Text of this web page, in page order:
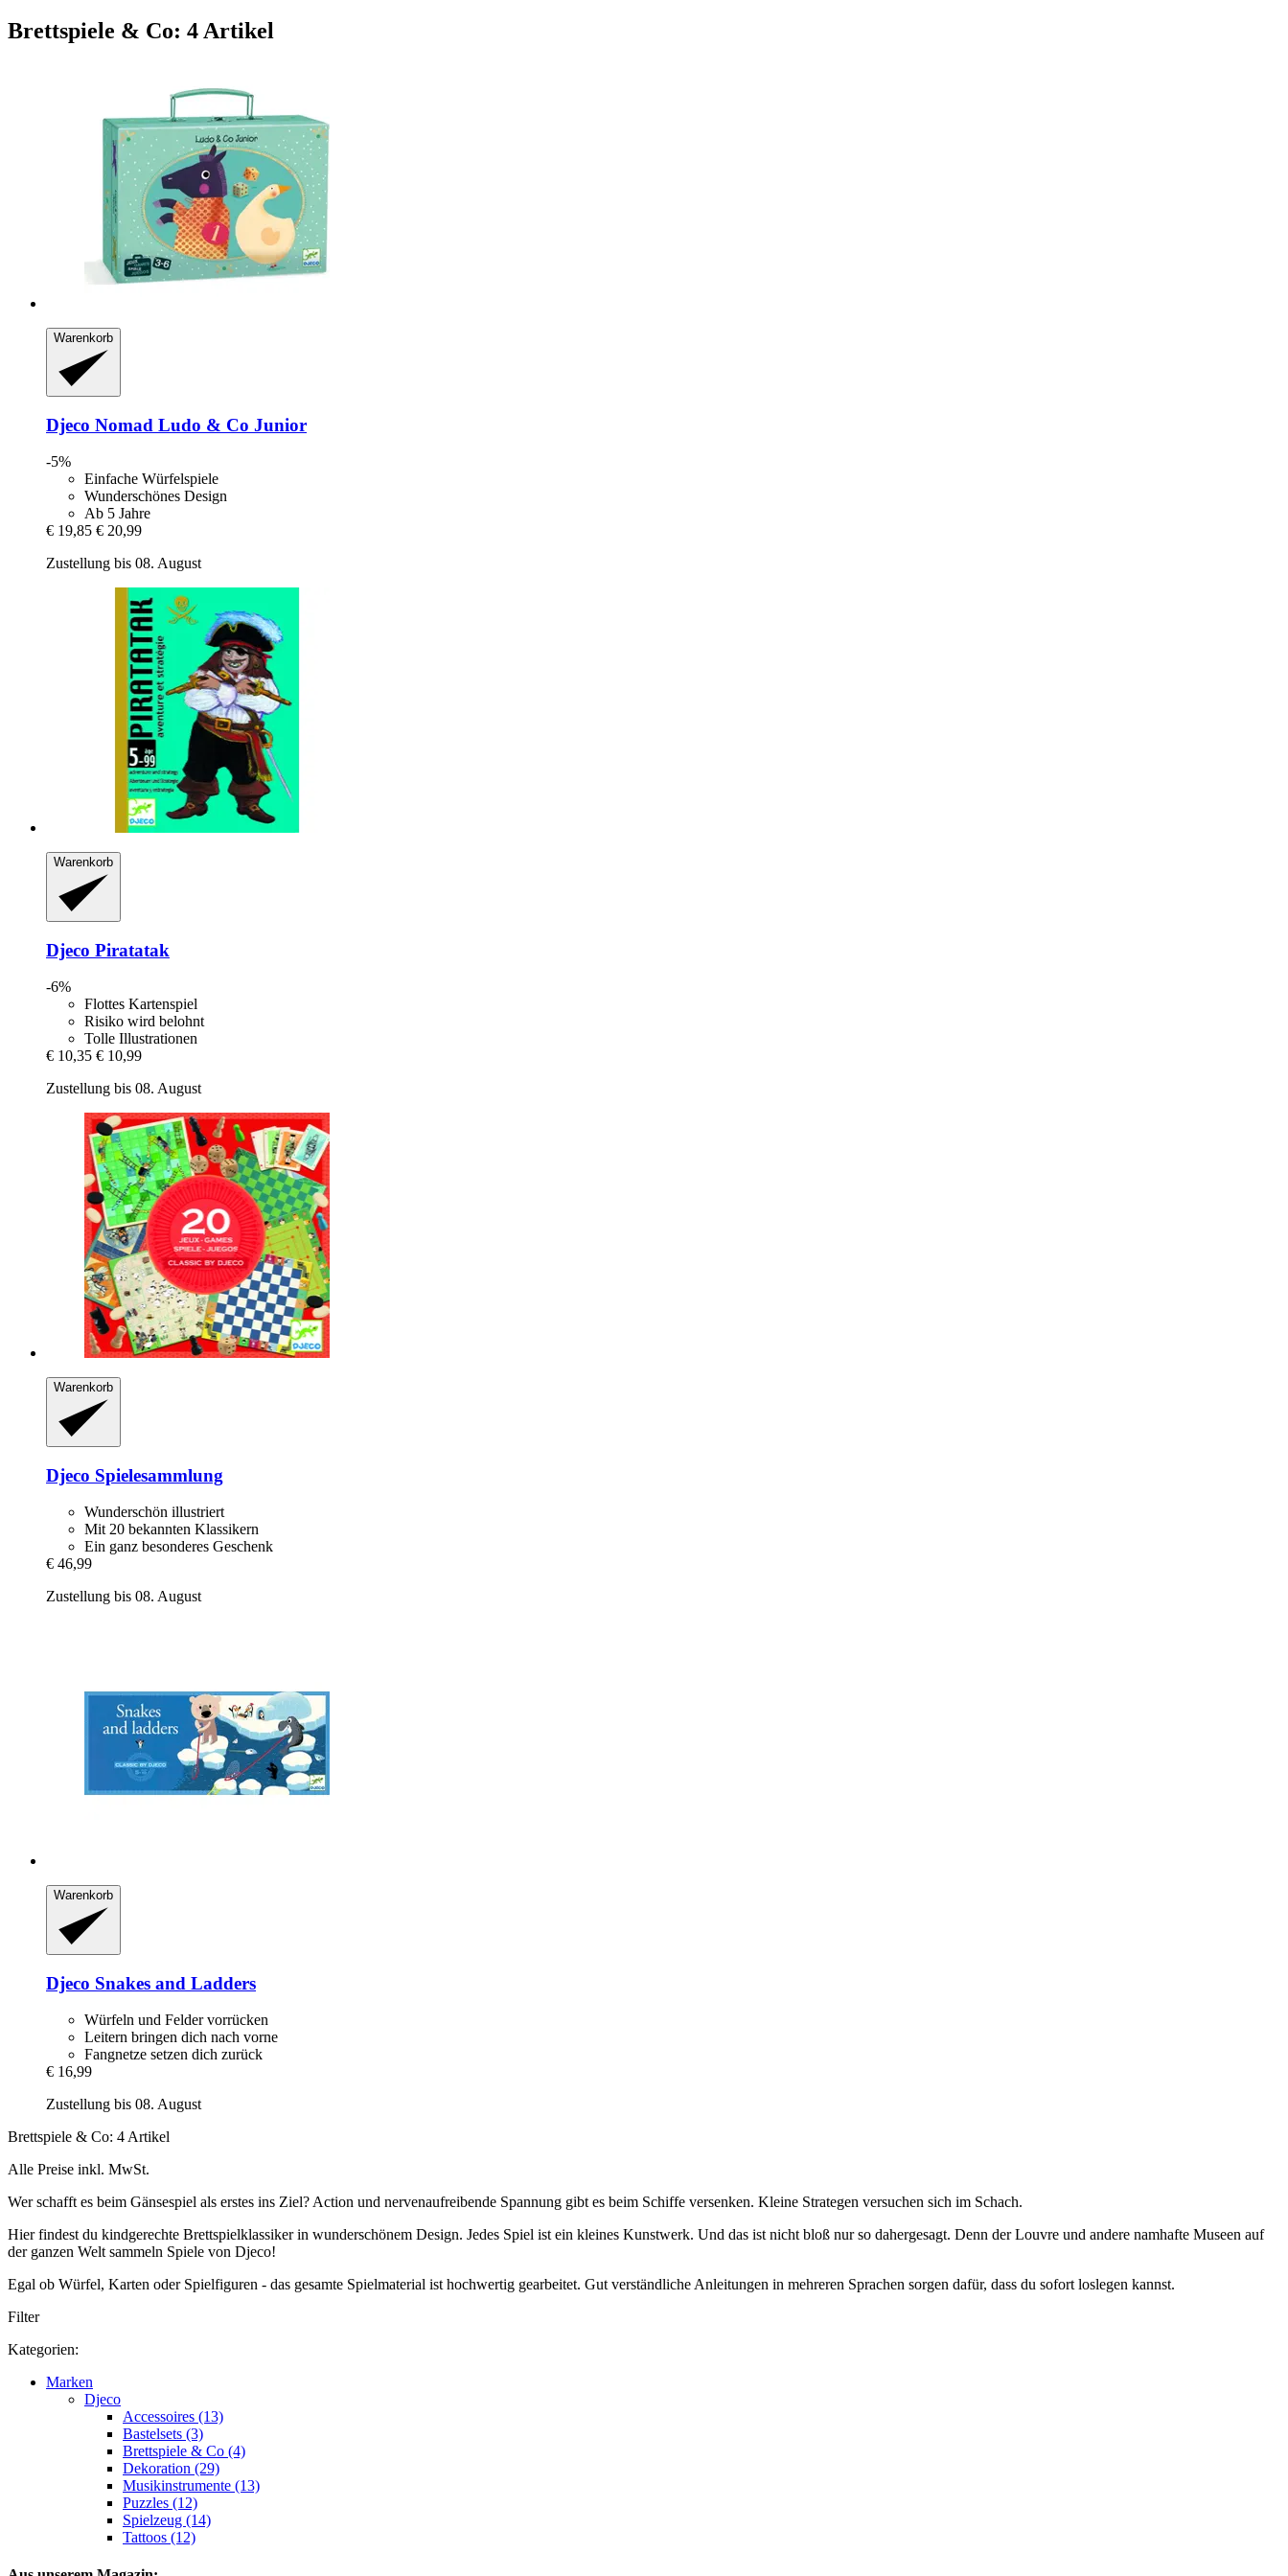
Brettspiele & Co: 4 Artikel
Warenkorb
Djeco Nomad Ludo & Co Junior
-5%
Einfache Würfelspiele
Wunderschönes Design
Ab 5 Jahre
€ 19,85 € 20,99
Zustellung bis 08. August
Warenkorb
Djeco Piratatak
-6%
Flottes Kartenspiel
Risiko wird belohnt
Tolle Illustrationen
€ 10,35 € 10,99
Zustellung bis 08. August
Warenkorb
Djeco Spielesammlung
Wunderschön illustriert
Mit 20 bekannten Klassikern
Ein ganz besonderes Geschenk
€ 46,99
Zustellung bis 08. August
Warenkorb
Djeco Snakes and Ladders
Würfeln und Felder vorrücken
Leitern bringen dich nach vorne
Fangnetze setzen dich zurück
€ 16,99
Zustellung bis 08. August
Brettspiele & Co: 4 Artikel
Alle Preise inkl. MwSt.
Wer schafft es beim Gänsespiel als erstes ins Ziel? Action und nervenaufreibende Spannung gibt es beim Schiffe versenken. Kleine Strategen versuchen sich im Schach.
Hier findest du kindgerechte Brettspielklassiker in wunderschönem Design. Jedes Spiel ist ein kleines Kunstwerk. Und das ist nicht bloß nur so dahergesagt. Denn der Louvre und andere namhafte Museen auf
der ganzen Welt sammeln Spiele von Djeco!
Egal ob Würfel, Karten oder Spielfiguren - das gesamte Spielmaterial ist hochwertig gearbeitet. Gut verständliche Anleitungen in mehreren Sprachen sorgen dafür, dass du sofort loslegen kannst.
Filter
Kategorien:
Marken
Djeco
Accessoires (13)
Bastelsets (3)
Brettspiele & Co (4)
Dekoration (29)
Musikinstrumente (13)
Puzzles (12)
Spielzeug (14)
Tattoos (12)